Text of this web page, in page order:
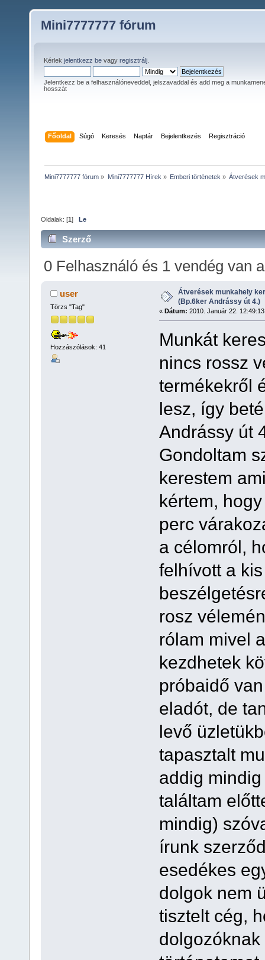
Mini7777777 fórum
Kérlek jelentkezz be vagy regisztrálj
Jelentkezz be a felhasználóneveddel, jelszavaddal és add meg a
hosszát
Főoldal Súgó Keresés Naptár Bejelentkezés Regisztráció
Mini7777777 fórum » Mini7777777 Hírek » Emberi történetek » Átverések
Oldalak: [1 ] Le
Szerző
Téma: Átverések munkahely
0 Felhasználó és 1 vendég van
user
Törzs "Tag"
Hozzászólások: 41
Átverések munkahely
(Bp.6ker Andrássy út 4.)
« Dátum: 2010. Január 22.
Munkát
nincs rossz
termékekről
lesz, így
Andrássy út
Gondoltam
kerestem
kértem,
perc
a célomról,
felhívott a
rosz
rólam mivel
kezdhetek
próbaidő
eladót, de
levő
tapasztalt
addig
találtam
mindig)
írunk
esedékes
dolgok nem
tisztelt cég,